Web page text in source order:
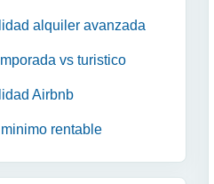
alquiler avanzada
vs turistico
Airbnb
rentable